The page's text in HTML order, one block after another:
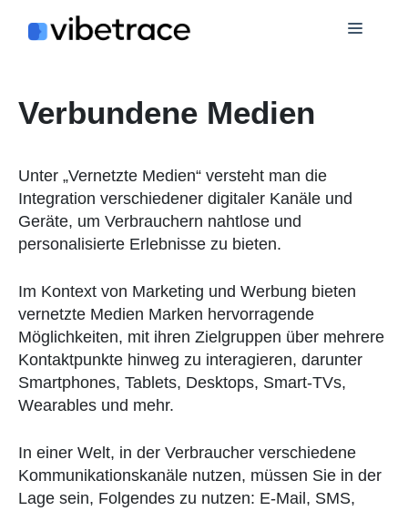
Inhalt
Verbundene Medien
Unter „Vernetzte Medien“ versteht man die
Integration verschiedener digitaler Kanäle und
Geräte, um Verbrauchern nahtlose und
personalisierte Erlebnisse zu bieten.
Im Kontext von Marketing und Werbung bieten
vernetzte Medien Marken hervorragende
Möglichkeiten, mit ihren Zielgruppen über mehrere
Kontaktpunkte hinweg zu interagieren, darunter
Smartphones, Tablets, Desktops, Smart-TVs,
Wearables und mehr.
In einer Welt, in der Verbraucher verschiedene
Kommunikationskanäle nutzen, müssen Sie in der
Lage sein, Folgendes zu nutzen: E-Mail, SMS,